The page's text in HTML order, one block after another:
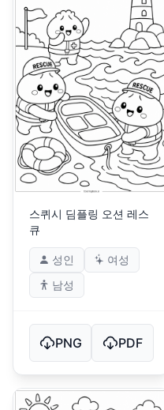
스퀴시 딤플링 오션 레스
큐
성인
여성
남성
PNG PDF